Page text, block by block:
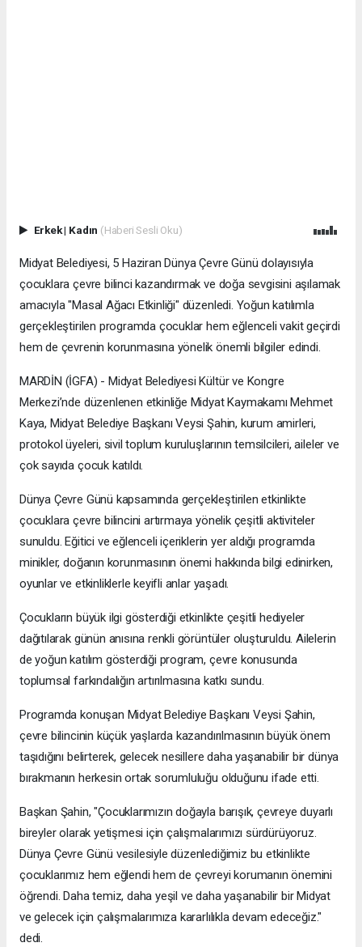
Erkek| Kadın (Haberi Sesli Oku)
Midyat Belediyesi, 5 Haziran Dünya Çevre Günü dolayısıyla
çocuklara çevre bilinci kazandırmak ve doğa sevgisini aşılamak
amacıyla "Masal Ağacı Etkinliği" düzenledi. Yoğun katılımla
gerçekleştirilen programda çocuklar hem eğlenceli vakit geçirdi
hem de çevrenin korunmasına yönelik önemli bilgiler edindi.
MARDİN (İGFA) - Midyat Belediyesi Kültür ve Kongre
Merkezi’nde düzenlenen etkinliğe Midyat Kaymakamı Mehmet
Kaya, Midyat Belediye Başkanı Veysi Şahin, kurum amirleri,
protokol üyeleri, sivil toplum kuruluşlarının temsilcileri, aileler ve
çok sayıda çocuk katıldı.
Dünya Çevre Günü kapsamında gerçekleştirilen etkinlikte
çocuklara çevre bilincini artırmaya yönelik çeşitli aktiviteler
sunuldu. Eğitici ve eğlenceli içeriklerin yer aldığı programda
minikler, doğanın korunmasının önemi hakkında bilgi edinirken,
oyunlar ve etkinliklerle keyifli anlar yaşadı.
Çocukların büyük ilgi gösterdiği etkinlikte çeşitli hediyeler
dağıtılarak günün anısına renkli görüntüler oluşturuldu. Ailelerin
de yoğun katılım gösterdiği program, çevre konusunda
toplumsal farkındalığın artırılmasına katkı sundu.
Programda konuşan Midyat Belediye Başkanı Veysi Şahin,
çevre bilincinin küçük yaşlarda kazandırılmasının büyük önem
taşıdığını belirterek, gelecek nesillere daha yaşanabilir bir dünya
bırakmanın herkesin ortak sorumluluğu olduğunu ifade etti.
Başkan Şahin, "Çocuklarımızın doğayla barışık, çevreye duyarlı
bireyler olarak yetişmesi için çalışmalarımızı sürdürüyoruz.
Dünya Çevre Günü vesilesiyle düzenlediğimiz bu etkinlikte
çocuklarımız hem eğlendi hem de çevreyi korumanın önemini
öğrendi. Daha temiz, daha yeşil ve daha yaşanabilir bir Midyat
ve gelecek için çalışmalarımıza kararlılıkla devam edeceğiz."
dedi.